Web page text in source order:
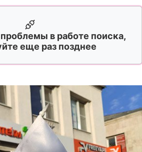
в работе поиска,
еще раз позднее